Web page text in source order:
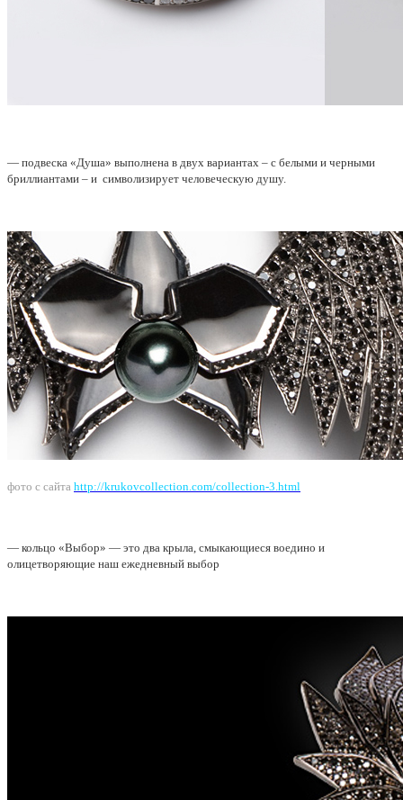
— подвеска «Душа» выполнена в двух вариантах – с белыми и черными
бриллиантами – и символизирует человеческую душу.
фото с сайта http://krukovcollection.com/collection-3.html
— кольцо «Выбор» — это два крыла, смыкающиеся воедино и
олицетворяющие наш ежедневный выбор